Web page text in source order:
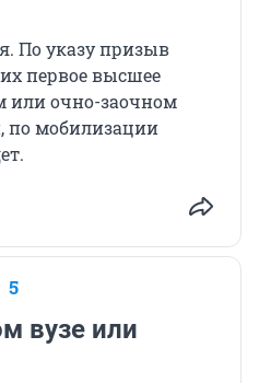
По указу призыв
первое высшее
или очно-заочном
по мобилизации
5
вузе или